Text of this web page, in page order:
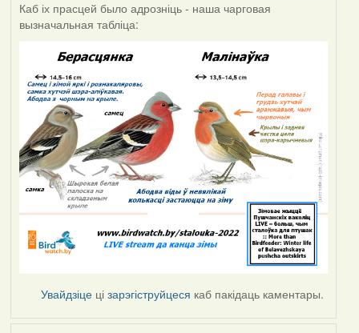
Каб іх прасцей было адрозніць - наша чарговая
вызначальная табліца:
Увайдзіце цізарэгіструйцеся каб пакідаць каментары.